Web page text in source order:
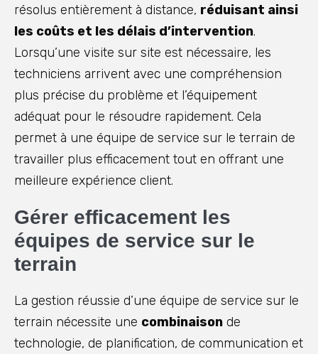
résolus entièrement à distance, réduisant ainsi
les coûts et les délais d’intervention.
Lorsqu’une visite sur site est nécessaire, les
techniciens arrivent avec une compréhension
plus précise du problème et l’équipement
adéquat pour le résoudre rapidement. Cela
permet à une équipe de service sur le terrain de
travailler plus efficacement tout en offrant une
meilleure expérience client.
Gérer efficacement les
équipes de service sur le
terrain
La gestion réussie d’une équipe de service sur le
terrain nécessite une combinaison de
technologie, de planification, de communication et